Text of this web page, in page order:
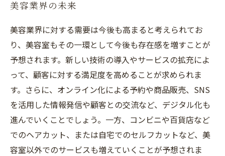
美容業界の未来
美容業界に対する需要は今後も高まると考えられてお
り、美容室もその一環として今後も存在感を増すことが
予想されます。新しい技術の導入やサービスの拡充によ
って、顧客に対する満足度を高めることが求められま
す。さらに、オンライン化による予約や商品販売、SNS
を活用した情報発信や顧客との交流など、デジタル化も
進んでいくことでしょう。一方、コンビニや百貨店など
でのヘアカット、または自宅でのセルフカットなど、美
容室以外でのサービスも増えていくことが予想されま